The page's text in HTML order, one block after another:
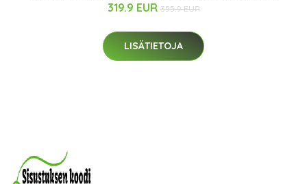
319.9 EUR 355.9 EUR
LISÄTIETOJA